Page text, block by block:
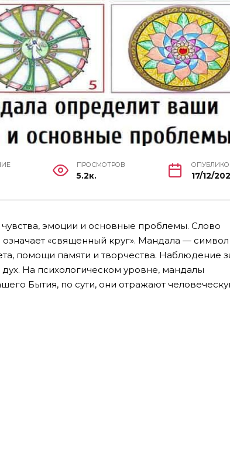
ПРОСМОТРОВ
5.2к. 17/12/
эмоции и основные проблемы. Слово
означает «священный круг». Мандала — символ
помощи памяти и творчества. Наблюдение
На психологическом уровне, мандалы
Бытия, по сути, они отражают